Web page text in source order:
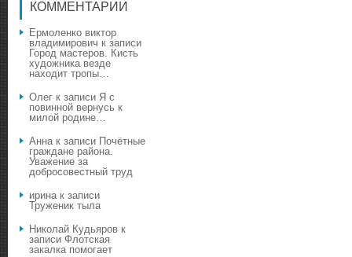
КОММЕНТАРИИ
Ермоленко виктор
владимирович к записи
Город мастеров. Кисть
художника везде
находит тропы…
Олег к записи Я с
повинной вернусь к
милой родине…
Аннак записи Почётные
граждане района.
Уважение за
добросовестный труд
иринак записи
Труженик тыла
Николай Кудьяров к
записи Флотская
закалка помогает